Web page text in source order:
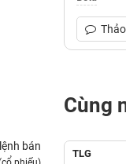
bán
Cùng
TLG